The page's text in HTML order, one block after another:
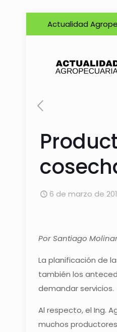
Actualidad
6 de marzo de
Por Santiago
La planificación de
también los
demandar servicios.
Al respecto, el Ing.
muchos